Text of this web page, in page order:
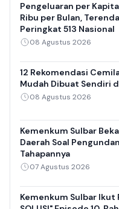
Pengeluaran per
Ribu per Bulan,
Peringkat 513 Nasional
08 Agustus 2026
12 Rekomendasi
Mudah Dibuat Sendiri
08 Agustus 2026
Kemenkum Sulbar
Daerah Soal
Tahapannya
07 Agustus 2026
Kemenkum Sulbar Ikut